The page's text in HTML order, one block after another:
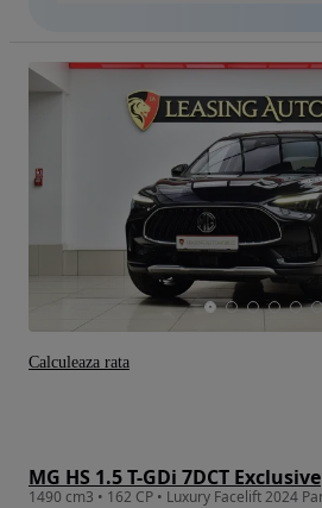
MG HS 1.5 T-GDi 7DCT Exclusive
Calculeaza rata